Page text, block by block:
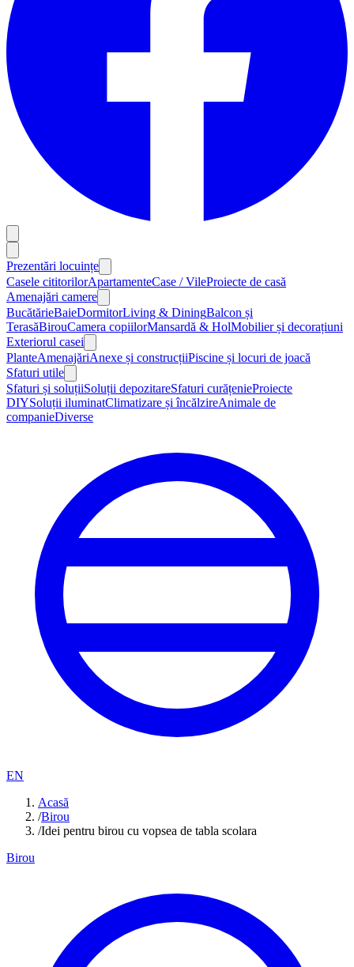
Prezentări locuințe
Casele cititorilorApartamenteCase / VileProiecte de casă
Amenajări camere
BucătărieBaieDormitorLiving & DiningBalcon și
TerasăBirouCamera copiilorMansardă & HolMobilier și decorațiuni
Exteriorul casei
PlanteAmenajăriAnexe și construcțiiPiscine și locuri de joacă
Sfaturi utile
Sfaturi și soluțiiSoluții depozitareSfaturi curățenieProiecte
DIYSoluții iluminatClimatizare și încălzireAnimale de
companieDiverse
EN
Acasă
/Birou
/Idei pentru birou cu vopsea de tabla scolara
Birou